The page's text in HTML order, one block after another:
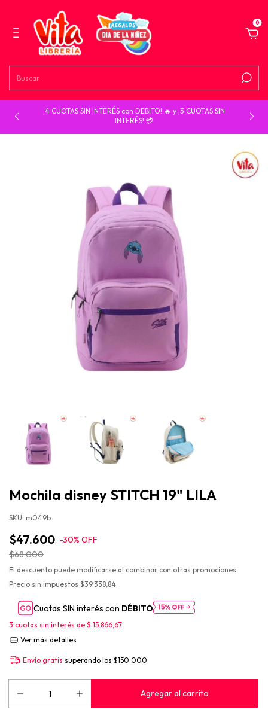
0
¡4 CUOTAS SIN INTERÉS con DEBITO! 🔥 y ¡3 CUOTAS SIN
INTERÉS! 💳
Mochila disney STITCH 19" LILA
SKU: m049b
$47.600 -30% OFF
$68.000
El descuento puede modificarse al combinar con otras promociones.
Precio sin impuestos $39.338,84
Cuotas SIN interés con DÉBITO
3 cuotas sin interés de $ 15.866,67
Ver más detalles
Envío gratis superando los $150.000